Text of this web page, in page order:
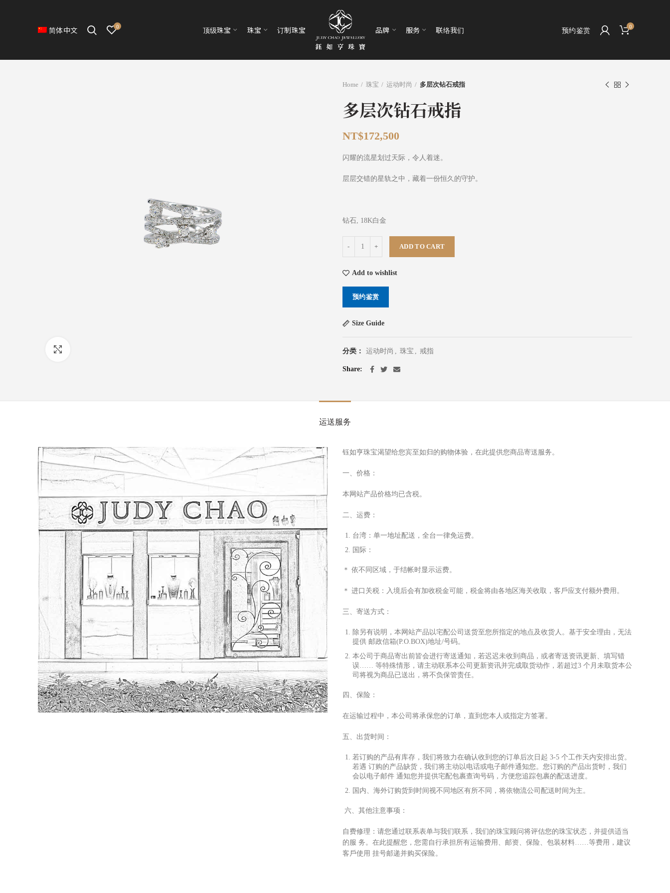
简体中文 0 顶级珠宝 珠宝 订制珠宝 品牌 服务 联络我们 预约鉴赏 0
Home 珠宝 运动时尚 多层次钻石戒指
多层次钻石戒指
NT$172,500
闪耀的流星划过天际，令人着迷。
层层交错的星轨之中，藏着一份恒久的守护。
钻石, 18K白金
ADD TO CART
Add to wishlist
预约鉴赏
Size Guide
分类： 运动时尚 , 珠宝 , 戒指
Share
运送服务
钰如亨珠宝渴望给您宾至如归的购物体验，在此提供您商品寄送服务。
一、价格：
本网站产品价格均已含税。
二、运费：
台湾：单⼀地址配送，全台⼀律免运费。
国际：
＊ 依不同区域，于结帐时显⽰运费。
＊ 进⼝ 关税： ⼊境后会有加收税⾦可能，税⾦将由各地区海关收取，客 ⼾应⽀付额外费⽤ 。
三、寄送⽅式：
除另有说明，本网站产品以宅配公司送货⾄您所指定的地点及收货⼈ 。基于安全理由，无法
提供 邮政信箱(P.O.BOX)地址/号码。
本公司于商品寄出前皆会进⾏寄送通知，若迟迟未收到商品，或者寄送资讯更新、填写错
误…… 等特殊情形，请主动联系本公司更新资讯并完成取货动作，若超过3 个 ⽉ 未取货本公
司将视为商品已送出，将不负保管责任。
四、保险：
在运输过程中，本公司将承保您的订单，直到您本 ⼈或指定⽅签署。
五、出货时间：
若订购的产品有库存，我们将致⼒在确认收到您的订单后次 ⽇ 起 3-5 个⼯作天内安排出货。
若遇 订购的产品缺货，我们将主动以电话或电⼦邮件通知您。您订购的产品出货时，我们
会以电⼦邮件 通知您并提供宅配包裹查询号码， ⽅便您追踪包裹的配送进度。
国内、海外订购货到时间视不同地区有所不同，将依物流公司配送时间为主。
六、其他注意事项：
⾃ 费修理：请您通过联系表单与我们联系，我们的珠宝顾问将评估您的珠宝状态，并提供适当
的服 务。在此提醒您，您需⾃⾏承担所有运输费⽤ 、邮资、保险、包装材料……等费⽤ ，建议
客 ⼾使⽤ 挂号邮递并购买保险。